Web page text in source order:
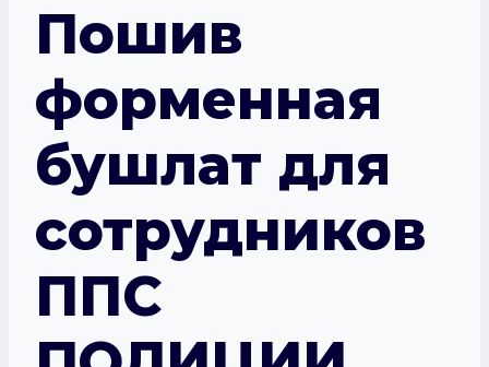
Пошив
форменная
бушлат для
сотрудников
ППС